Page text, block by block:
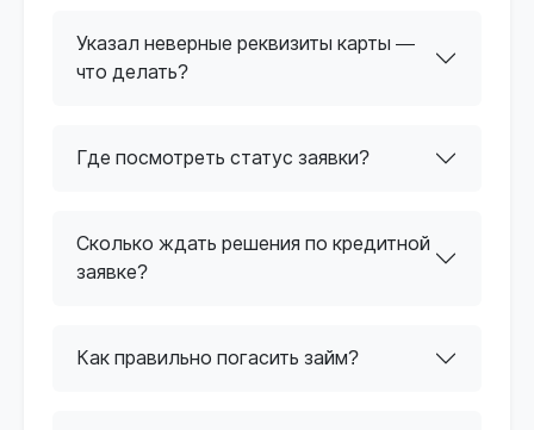
Указал неверные реквизиты карты —
что делать?
Где посмотреть статус заявки?
Сколько ждать решения по кредитной
заявке?
Как правильно погасить займ?